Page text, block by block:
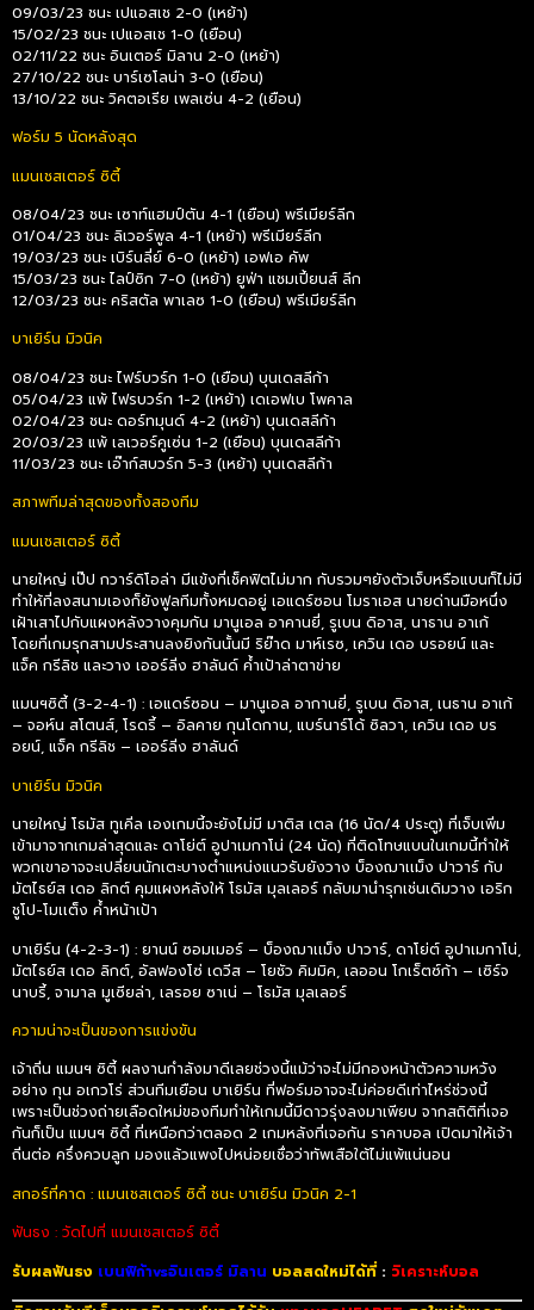
09/03/23 ชนะ เปแอสเช 2-0 (เหย้า)
15/02/23 ชนะ เปแอสเช 1-0 (เยือน)
02/11/22 ชนะ อินเตอร์ มิลาน 2-0 (เหย้า)
27/10/22 ชนะ บาร์เซโลน่า 3-0 (เยือน)
13/10/22 ชนะ วิคตอเรีย เพลเซ่น 4-2 (เยือน)
ฟอร์ม 5 นัดหลังสุด
แมนเชสเตอร์ ซิตี้
08/04/23 ชนะ เซาท์แฮมป์ตัน 4-1 (เยือน) พรีเมียร์ลีก
01/04/23 ชนะ ลิเวอร์พูล 4-1 (เหย้า) พรีเมียร์ลีก
19/03/23 ชนะ เบิร์นลี่ย์ 6-0 (เหย้า) เอฟเอ คัพ
15/03/23 ชนะ ไลป์ซิก 7-0 (เหย้า) ยูฟ่า แชมเปี้ยนส์ ลีก
12/03/23 ชนะ คริสตัล พาเลซ 1-0 (เยือน) พรีเมียร์ลีก
บาเยิร์น มิวนิค
08/04/23 ชนะ ไฟร์บวร์ก 1-0 (เยือน) บุนเดสลีก้า
05/04/23 แพ้ ไฟรบวร์ก 1-2 (เหย้า) เดเอฟเบ โพคาล
02/04/23 ชนะ ดอร์ทมุนด์ 4-2 (เหย้า) บุนเดสลีก้า
20/03/23 แพ้ เลเวอร์คูเซ่น 1-2 (เยือน) บุนเดสลีก้า
11/03/23 ชนะ เอ๊าก์สบวร์ก 5-3 (เหย้า) บุนเดสลีก้า
สภาพทีมล่าสุดของทั้งสองทีม
แมนเชสเตอร์ ซิตี้
นายใหญ่ เป๊ป กวาร์ดิโอล่า มีแข้งที่เช็คฟิตไม่มาก กับรวมๆยังตัวเจ็บหรือแบนก็ไม่มี
ทำให้ที่ลงสนามเองก็ยังฟูลทีมทั้งหมดอยู่ เอแดร์ซอน โมราเอส นายด่านมือหนึ่ง
เฝ้าเสาไปกับแผงหลังวางคุมกัน มานูเอล อาคานยี่, รูเบน ดิอาส, นาธาน อาเก้
โดยที่เกมรุกสามประสานลงยิงกันนั้นมี ริย๊าด มาห์เรซ, เควิน เดอ บรอยน์ และ
แจ็ค กรีลิช และวาง เออร์ลิ่ง ฮาลันด์ ค้ำเป้าล่าตาข่าย
แมนฯซิตี้ (3-2-4-1) : เอแดร์ซอน – มานูเอล อากานยี่, รูเบน ดิอาส, เนธาน อาเก้
– จอห์น สโตนส์, โรดรี้ – อิลคาย กุนโดกาน, แบร์นาร์โด้ ซิลวา, เควิน เดอ บร
อยน์, แจ็ค กรีลิช – เออร์ลิ่ง ฮาลันด์
บาเยิร์น มิวนิค
นายใหญ่ โธมัส ทูเคิ่ล เองเกมนี้จะยังไม่มี มาติส เตล (16 นัด/4 ประตู) ที่เจ็บเพิ่ม
เข้ามาจากเกมล่าสุดและ ดาโย่ต์ อูปาเมกาโน่ (24 นัด) ที่ติดโทษแบนในเกมนี้ทำให้
พวกเขาอาจจะเปลี่ยนนักเตะบางตำแหน่งแนวรับยังวาง บ็องฌาเเม็ง ปาวาร์ กับ
มัตไธย์ส เดอ ลิกต์ คุมแผงหลังให้ โธมัส มุลเลอร์ กลับมานำรุกเช่นเดิมวาง เอริก
ชูโป-โมเเต็ง ค้ำหน้าเป้า
บาเยิร์น (4-2-3-1) : ยานน์ ซอมเมอร์ – บ็องฌาเเม็ง ปาวาร์, ดาโย่ต์ อูปาเมกาโน่,
มัตไธย์ส เดอ ลิกต์, อัลฟองโซ่ เดวีส – โยชัว คิมมิค, เลออน โกเร็ตซ์ก้า – เซิร์จ
นาบรี้, จามาล มูเซียล่า, เลรอย ซาเน่ – โธมัส มุลเลอร์
ความน่าจะเป็นของการแข่งขัน
เจ้าถิ่น แมนฯ ซิตี้ ผลงานกำลังมาดีเลยช่วงนี้แม้ว่าจะไม่มีกองหน้าตัวความหวัง
อย่าง กุน อเกวโร่ ส่วนทีมเยือน บาเยิร์น ที่ฟอร์มอาจจะไม่ค่อยดีเท่าไหร่ช่วงนี้
เพราะเป็นช่วงถ่ายเลือดใหม่ของทีมทำให้เกมนี้มีดาวรุ่งลงมาเพียบ จากสถิติที่เจอ
กันก็เป็น แมนฯ ซิตี้ ที่เหนือกว่าตลอด 2 เกมหลังที่เจอกัน ราคาบอล เปิดมาให้เจ้า
ถิ่นต่อ ครึ่งควบลูก มองแล้วแพงไปหน่อยเชื่อว่าทัพเสือใต้ไม่แพ้แน่นอน
สกอร์ที่คาด : แมนเชสเตอร์ ซิตี้ ชนะ บาเยิร์น มิวนิค 2-1
ฟันธง : วัดไปที่ แมนเชสเตอร์ ซิตี้
รับผลฟันธง เบนฟิก้าvsอินเตอร์ มิลาน บอลสดใหม่ได้ที่: วิเคราะห์บอล